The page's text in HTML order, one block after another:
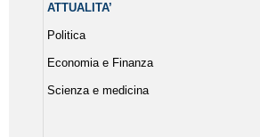
ATTUALITA’
Politica
Economia e Finanza
Scienza e medicina